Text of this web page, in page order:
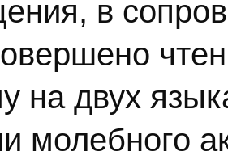
в
на двух
молебного